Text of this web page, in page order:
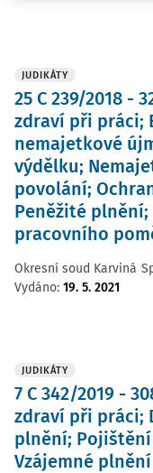
JUDIKÁTY
25 C 239/2018 -
zdraví při práci;
nemajetkové
výdělku;
povolání;
Peněžité
pracovního
Okresní soud Karviná
Vydáno: 19. 5. 2021
JUDIKÁTY
7 C 342/2019 -
zdraví při práci;
plnění;
Vzájemné plnění